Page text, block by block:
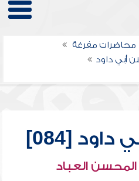
محاضرات مفرغة
أبي داود
[084]
العباد